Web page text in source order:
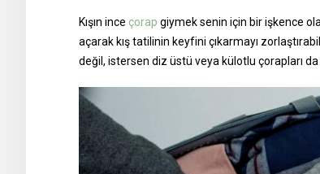
Kışın ince çorap giymek senin için bir işkence
açarak kış tatilinin keyfini çıkarmayı
değil, istersen diz üstü veya külotlu çorapları